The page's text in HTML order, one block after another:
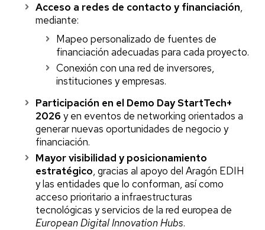
Acceso a redes de contacto y financiación,
mediante:
Mapeo personalizado de fuentes de
financiación adecuadas para cada proyecto.
Conexión con una red de inversores,
instituciones y empresas.
Participación en el Demo Day StartTech+
2026 y en eventos de networking orientados a
generar nuevas oportunidades de negocio y
financiación.
Mayor visibilidad y posicionamiento
estratégico, gracias al apoyo del Aragón EDIH
y las entidades que lo conforman, así como
acceso prioritario a infraestructuras
tecnológicas y servicios de la red europea de
European Digital Innovation Hubs.